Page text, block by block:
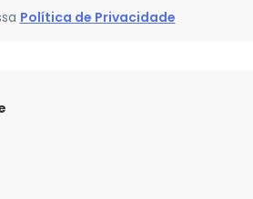
Política de Privacidade